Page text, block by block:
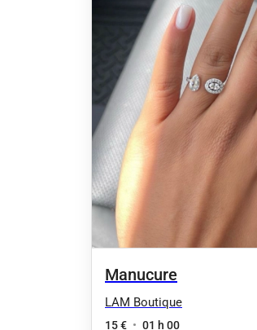
Manucure
LAM Boutique
15 € • 01 h 00